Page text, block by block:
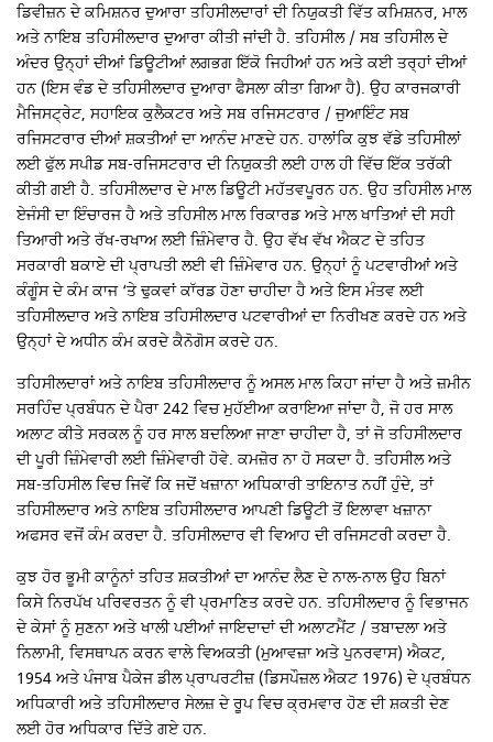
ਡਿਵੀਜ਼ਨ ਦੇ ਕਮਿਸ਼ਨਰ ਦੁਆਰਾ ਤਹਿਸੀਲਦਾਰਾਂ ਦੀ ਨਿਯੁਕਤੀ ਵਿੱਤ ਕਮਿਸ਼ਨਰ, ਮਾਲ
ਅਤੇ ਨਾਇਬ ਤਹਿਸੀਲਦਾਰ ਦੁਆਰਾ ਕੀਤੀ ਜਾਂਦੀ ਹੈ. ਤਹਿਸੀਲ / ਸਬ ਤਹਿਸੀਲ ਦੇ
ਅੰਦਰ ਉਨ੍ਹਾਂ ਦੀਆਂ ਡਿਊਟੀਆਂ ਲਗਭਗ ਇੱਕੋ ਜਿਹੀਆਂ ਹਨ ਅਤੇ ਕਈ ਤਰ੍ਹਾਂ ਦੀਆਂ
ਹਨ (ਇਸ ਵੰਡ ਦੇ ਤਹਿਸੀਲਦਾਰ ਦੁਆਰਾ ਫੈਸਲਾ ਕੀਤਾ ਗਿਆ ਹੈ). ਉਹ ਕਾਰਜਕਾਰੀ
ਮੈਜਿਸਟ੍ਰੇਟ, ਸਹਾਇਕ ਕੁਲੈਕਟਰ ਅਤੇ ਸਬ ਰਜਿਸਟਰਾਰ / ਜੁਆਇੰਟ ਸਬ
ਰਜਿਸਟਰਾਰ ਦੀਆਂ ਸ਼ਕਤੀਆਂ ਦਾ ਆਨੰਦ ਮਾਣਦੇ ਹਨ. ਹਾਲਾਂਕਿ ਕੁਝ ਵੱਡੇ ਤਹਿਸੀਲਾਂ
ਲਈ ਫੁੱਲ ਸਪੀਡ ਸਬ-ਰਜਿਸਟਰਾਰ ਦੀ ਨਿਯੁਕਤੀ ਲਈ ਹਾਲ ਹੀ ਵਿੱਚ ਇੱਕ ਤਰੱਕੀ
ਕੀਤੀ ਗਈ ਹੈ. ਤਹਿਸੀਲਦਾਰ ਦੇ ਮਾਲ ਡਿਊਟੀ ਮਹੱਤਵਪੂਰਨ ਹਨ. ਉਹ ਤਹਿਸੀਲ ਮਾਲ
ਏਜੰਸੀ ਦਾ ਇੰਚਾਰਜ ਹੈ ਅਤੇ ਤਹਿਸੀਲ ਮਾਲ ਰਿਕਾਰਡ ਅਤੇ ਮਾਲ ਖਾਤਿਆਂ ਦੀ ਸਹੀ
ਤਿਆਰੀ ਅਤੇ ਰੱਖ-ਰਖਾਅ ਲਈ ਜ਼ਿੰਮੇਵਾਰ ਹੈ. ਉਹ ਵੱਖ ਵੱਖ ਐਕਟ ਦੇ ਤਹਿਤ
ਸਰਕਾਰੀ ਬਕਾਏ ਦੀ ਪ੍ਰਾਪਤੀ ਲਈ ਵੀ ਜ਼ਿੰਮੇਵਾਰ ਹਨ. ਉਨ੍ਹਾਂ ਨੂੰ ਪਟਵਾਰੀਆਂ ਅਤੇ
ਕੰਗੂੰਸ ਦੇ ਕੰਮ ਕਾਜ ‘ਤੇ ਢੁਕਵਾਂ ਕਾੱਰਡ ਹੋਣਾ ਚਾਹੀਦਾ ਹੈ ਅਤੇ ਇਸ ਮੰਤਵ ਲਈ
ਤਹਿਸੀਲਦਾਰ ਅਤੇ ਨਾਇਬ ਤਹਿਸੀਲਦਾਰ ਪਟਵਾਰੀਆਂ ਦਾ ਨਿਰੀਖਣ ਕਰਦੇ ਹਨ ਅਤੇ
ਉਨ੍ਹਾਂ ਦੇ ਅਧੀਨ ਕੰਮ ਕਰਦੇ ਕੈਨੋਗੋਸ ਕਰਦੇ ਹਨ.
ਤਹਿਸੀਲਦਾਰਾਂ ਅਤੇ ਨਾਇਬ ਤਹਿਸੀਲਦਾਰ ਨੂੰ ਅਸਲ ਮਾਲ ਕਿਹਾ ਜਾਂਦਾ ਹੈ ਅਤੇ ਜ਼ਮੀਨ
ਸਰਹਿੰਦ ਪ੍ਰਬੰਧਨ ਦੇ ਪੈਰਾ 242 ਵਿਚ ਮੁਹੱਈਆ ਕਰਾਇਆ ਜਾਂਦਾ ਹੈ, ਜੋ ਹਰ ਸਾਲ
ਅਲਾਟ ਕੀਤੇ ਸਰਕਲ ਨੂੰ ਹਰ ਸਾਲ ਬਦਲਿਆ ਜਾਣਾ ਚਾਹੀਦਾ ਹੈ, ਤਾਂ ਜੋ ਤਹਿਸੀਲਦਾਰ
ਦੀ ਪੂਰੀ ਜ਼ਿੰਮੇਵਾਰੀ ਲਈ ਜ਼ਿੰਮੇਵਾਰੀ ਹੋਵੇ. ਕਮਜ਼ੋਰ ਨਾ ਹੋ ਸਕਦਾ ਹੈ. ਤਹਿਸੀਲ ਅਤੇ
ਸਬ-ਤਹਿਸੀਲ ਵਿਚ ਜਿਵੇਂ ਕਿ ਜਦੋਂ ਖਜ਼ਾਨਾ ਅਧਿਕਾਰੀ ਤਾਇਨਾਤ ਨਹੀਂ ਹੁੰਦੇ, ਤਾਂ
ਤਹਿਸੀਲਦਾਰ ਅਤੇ ਨਾਇਬ ਤਹਿਸੀਲਦਾਰ ਆਪਣੀ ਡਿਊਟੀ ਤੋਂ ਇਲਾਵਾ ਖਜ਼ਾਨਾ
ਅਫਸਰ ਵਜੋਂ ਕੰਮ ਕਰਦਾ ਹੈ. ਤਹਿਸੀਲਦਾਰ ਵੀ ਵਿਆਹ ਦੀ ਰਜਿਸਟਰੀ ਕਰਦਾ ਹੈ.
ਕੁਝ ਹੋਰ ਭੂਮੀ ਕਾਨੂੰਨਾਂ ਤਹਿਤ ਸ਼ਕਤੀਆਂ ਦਾ ਆਨੰਦ ਲੈਣ ਦੇ ਨਾਲ-ਨਾਲ ਉਹ ਬਿਨਾਂ
ਕਿਸੇ ਨਿਰਪੱਖ ਪਰਿਵਰਤਨ ਨੂੰ ਵੀ ਪ੍ਰਮਾਣਿਤ ਕਰਦੇ ਹਨ. ਤਹਿਸੀਲਦਾਰ ਨੂੰ ਵਿਭਾਜਨ
ਦੇ ਕੇਸਾਂ ਨੂੰ ਸੁਣਨਾ ਅਤੇ ਖਾਲੀ ਪਈਆਂ ਜਾਇਦਾਦਾਂ ਦੀ ਅਲਾਟਮੈਂਟ / ਤਬਾਦਲਾ ਅਤੇ
ਨਿਲਾਮੀ, ਵਿਸਥਾਪਨ ਕਰਨ ਵਾਲੇ ਵਿਅਕਤੀ (ਮੁਆਵਜ਼ਾ ਅਤੇ ਪੁਨਰਵਾਸ) ਐਕਟ,
1954 ਅਤੇ ਪੰਜਾਬ ਪੈਕੇਜ ਡੀਲ ਪ੍ਰਾਪਰਟੀਜ਼ (ਡਿਸਪੌਜ਼ਲ ਐਕਟ 1976) ਦੇ ਪ੍ਰਬੰਧਨ
ਅਧਿਕਾਰੀ ਅਤੇ ਤਹਿਸੀਲਦਾਰ ਸੇਲਜ਼ ਦੇ ਰੂਪ ਵਿਚ ਕ੍ਰਮਵਾਰ ਹੋਣ ਦੀ ਸ਼ਕਤੀ ਦੇਣ
ਲਈ ਹੋਰ ਅਧਿਕਾਰ ਦਿੱਤੇ ਗਏ ਹਨ.